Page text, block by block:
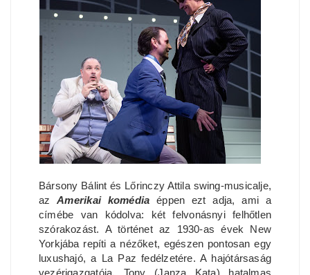
Bársony Bálint és Lőrinczy Attila swing-musicalje,
azAmerikai komédia éppen ezt adja, ami a
címébe van kódolva: két felvonásnyi felhőtlen
szórakozást. A történet az 1930-as évek New
Yorkjába repíti a nézőket, egészen pontosan egy
luxushajó, a La Paz fedélzetére. A hajótársaság
vezérigazgatója, Tony (Janza Kata) hatalmas